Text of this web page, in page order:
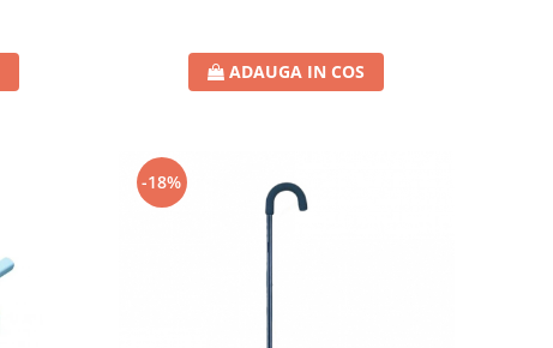
ADAUGA IN COS
-18%